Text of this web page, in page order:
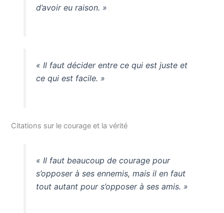
d’avoir eu raison. »
« Il faut décider entre ce qui est juste et
ce qui est facile. »
Citations sur le courage et la vérité
« Il faut beaucoup de courage pour
s’opposer à ses ennemis, mais il en faut
tout autant pour s’opposer à ses amis. »